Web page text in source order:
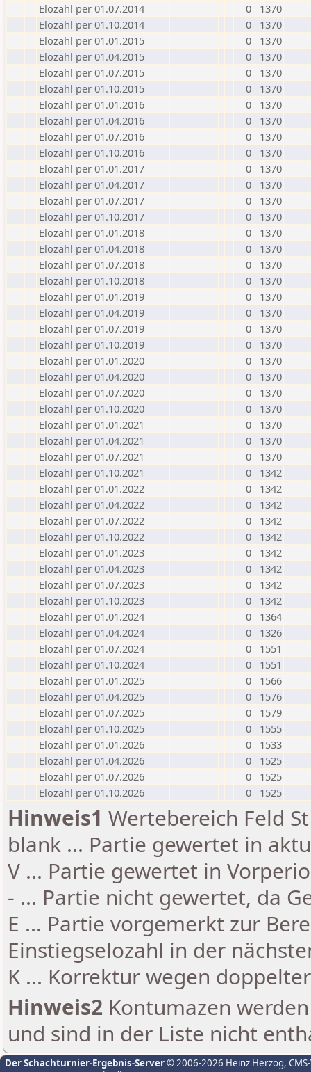
Elozahl per 01.07.2014
0
1370
Elozahl per 01.10.2014
0
1370
Elozahl per 01.01.2015
0
1370
Elozahl per 01.04.2015
0
1370
Elozahl per 01.07.2015
0
1370
Elozahl per 01.10.2015
0
1370
Elozahl per 01.01.2016
0
1370
Elozahl per 01.04.2016
0
1370
Elozahl per 01.07.2016
0
1370
Elozahl per 01.10.2016
0
1370
Elozahl per 01.01.2017
0
1370
Elozahl per 01.04.2017
0
1370
Elozahl per 01.07.2017
0
1370
Elozahl per 01.10.2017
0
1370
Elozahl per 01.01.2018
0
1370
Elozahl per 01.04.2018
0
1370
Elozahl per 01.07.2018
0
1370
Elozahl per 01.10.2018
0
1370
Elozahl per 01.01.2019
0
1370
Elozahl per 01.04.2019
0
1370
Elozahl per 01.07.2019
0
1370
Elozahl per 01.10.2019
0
1370
Elozahl per 01.01.2020
0
1370
Elozahl per 01.04.2020
0
1370
Elozahl per 01.07.2020
0
1370
Elozahl per 01.10.2020
0
1370
Elozahl per 01.01.2021
0
1370
Elozahl per 01.04.2021
0
1370
Elozahl per 01.07.2021
0
1370
Elozahl per 01.10.2021
0
1342
Elozahl per 01.01.2022
0
1342
Elozahl per 01.04.2022
0
1342
Elozahl per 01.07.2022
0
1342
Elozahl per 01.10.2022
0
1342
Elozahl per 01.01.2023
0
1342
Elozahl per 01.04.2023
0
1342
Elozahl per 01.07.2023
0
1342
Elozahl per 01.10.2023
0
1342
Elozahl per 01.01.2024
0
1364
Elozahl per 01.04.2024
0
1326
Elozahl per 01.07.2024
0
1551
Elozahl per 01.10.2024
0
1551
Elozahl per 01.01.2025
0
1566
Elozahl per 01.04.2025
0
1576
Elozahl per 01.07.2025
0
1579
Elozahl per 01.10.2025
0
1555
Elozahl per 01.01.2026
0
1533
Elozahl per 01.04.2026
0
1525
Elozahl per 01.07.2026
0
1525
Elozahl per 01.10.2026
0 1525
Hinweis1 Wertebereich Feld
blank ... Partie gewertet in
V ... Partie gewertet in
- ... Partie nicht gewertet, da
E ... Partie vorgemerkt zur
Einstiegselozahl in der
K ... Korrektur wegen
Hinweis2 Kontumazen
und sind in der Liste nicht
Der Schachturnier-Ergebnis-Server© 2006-2026 Heinz Herzog,